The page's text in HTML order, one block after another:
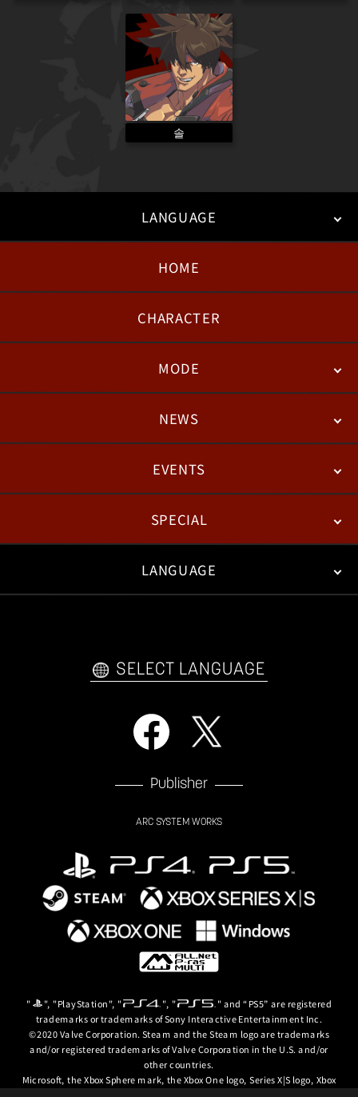
솔
LANGUAGE
English
HOME
CHARACTER
MODE
BATTLENEWS
패치노트
EVENTS
ESPORTS
SPECIAL
WEB COMICS
LANGUAGE
SELECT LANGUAGE
Publisher
ARC SYSTEM WORKS
" ", "PlayStation", " ", " " and “PS5” are registered
trademarks or trademarks of Sony Interactive Entertainment Inc.
©2020 Valve Corporation. Steam and the Steam logo are trademarks
and/or registered trademarks of Valve Corporation in the U.S. and/or
other countries.
Microsoft, the Xbox Sphere mark, the Xbox One logo, Series X|S logo, Xbox